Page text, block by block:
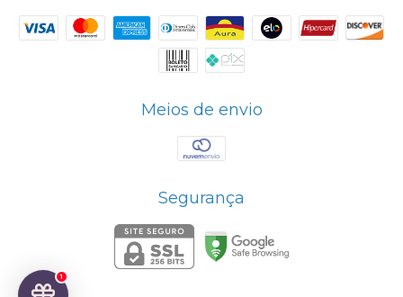
1
Meios de envio
Segurança